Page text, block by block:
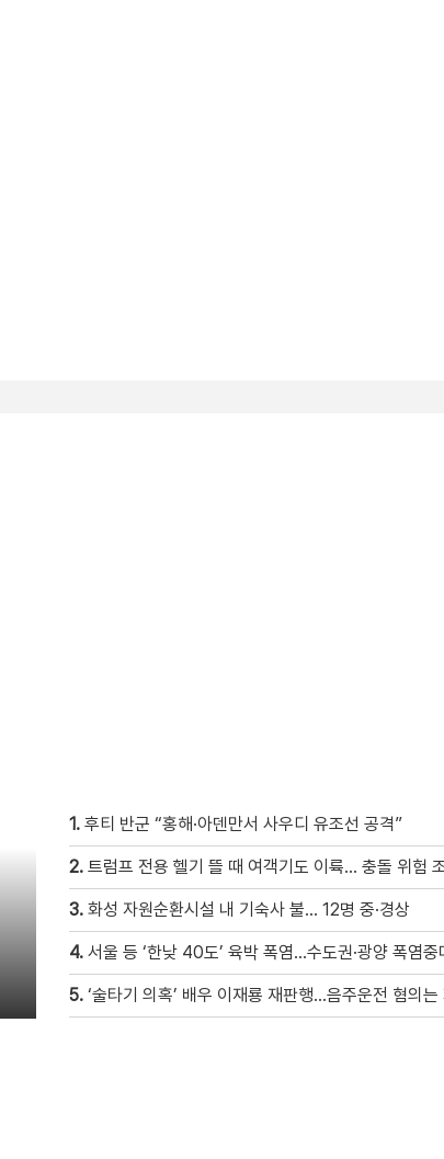
1. 후티 반군 “홍해·아덴만서 사우디 유조선 공격”
2. 트럼프 전용 헬기 뜰 때 여객기도 이륙… 충돌 위험 조
3. 화성 자원순환시설 내 기숙사 불… 12명 중·경상
4. 서울 등 ‘한낮 40도’ 육박 폭염…수도권·광양 폭염중
5. ‘술타기 의혹’ 배우 이재룡 재판행…음주운전 혐의는